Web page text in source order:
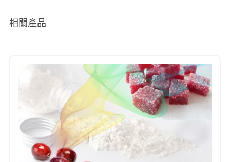
相關產品